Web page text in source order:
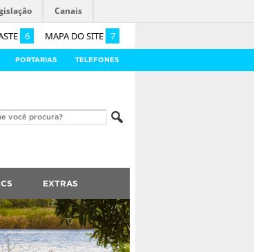
6 MAPA DO SITE 7
Canais
PORTARIAS TELEFONES
EXTRAS